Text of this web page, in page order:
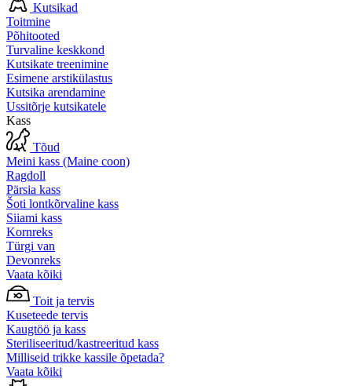
Kutsikad
Toitmine
Põhitooted
Turvaline keskkond
Kutsikate treenimine
Esimene arstikülastus
Kutsika arendamine
Ussitõrje kutsikatele
Kass
Tõud
Meini kass (Maine coon)
Ragdoll
Pärsia kass
Šoti lontkõrvaline kass
Siiami kass
Kornreks
Türgi van
Devonreks
Vaata kõiki
Toit ja tervis
Kuseteede tervis
Kaugtöö ja kass
Steriliseeritud/kastreeritud kass
Milliseid trikke kassile õpetada?
Vaata kõiki